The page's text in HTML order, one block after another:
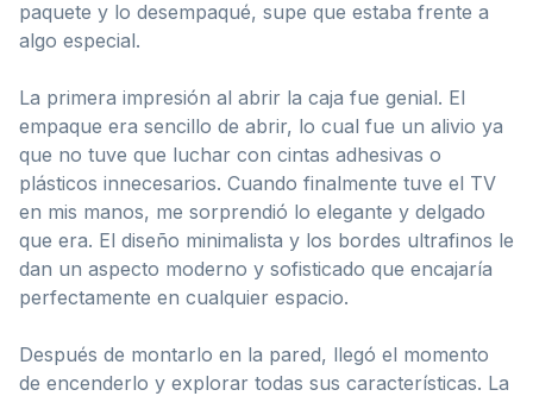
paquete y lo desempaqué, supe que estaba frente a
algo especial.
La primera impresión al abrir la caja fue genial. El
empaque era sencillo de abrir, lo cual fue un alivio ya
que no tuve que luchar con cintas adhesivas o
plásticos innecesarios. Cuando finalmente tuve el TV
en mis manos, me sorprendió lo elegante y delgado
que era. El diseño minimalista y los bordes ultrafinos le
dan un aspecto moderno y sofisticado que encajaría
perfectamente en cualquier espacio.
Después de montarlo en la pared, llegó el momento
de encenderlo y explorar todas sus características. La